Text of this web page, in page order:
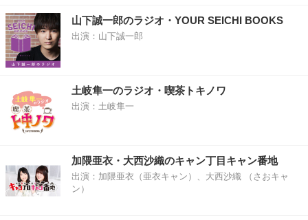
山下誠一郎のラジオ・YOUR SEICHI BOOKS
出演：山下誠一郎
土岐隼一のラジオ・喫茶トキノワ
出演：土岐隼一
加隈亜衣・大西沙織のキャン丁目キャン番地
出演：加隈亜衣（亜衣キャン）、大西沙織 （さおキャ
ン）